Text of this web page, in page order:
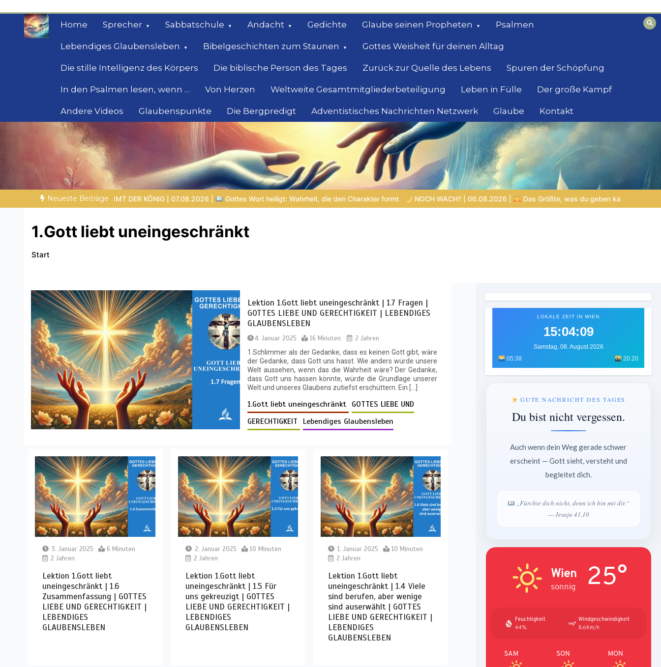
springen
Home Sprecher Sabbatschule Andacht Gedichte Glaube seinen Propheten Psalmen
Lebendiges Glaubensleben Bibelgeschichten zum Staunen Gottes Weisheit für deinen Alltag
Die stille Intelligenz des Körpers Die biblische Person des Tages Zurück zur Quelle des Lebens Spuren der Schöpfung
In den Psalmen lesen, wenn … Von Herzen Weltweite Gesamtmitgliederbeteiligung Leben in Fülle Der große Kampf
Andere Videos Glaubenspunkte Die Bergpredigt Adventistisches Nachrichten Netzwerk Glaube Kontakt
Geheimnisse der Bibel
Biblische Einsichten für Menschen auf der Suche
Neueste Beiträge
KOMMT DER KÖNIG | 07.08.2026 | Gottes Wort heiligt: Wahrheit, die den Charakter formt NOCH WACH? | 06.08.2026 | Das Größte, was du geben kannst VON BABYLON ZUM EWIGEN
1.Gott liebt uneingeschränkt
Start
Lektion 1.Gott liebt uneingeschränkt | 1.7 Fragen |
GOTTES LIEBE UND GERECHTIGKEIT | LEBENDIGES
GLAUBENSLEBEN
4. Januar 2025 16 Minuten
2 Jahren
1.Schlimmer als der Gedanke, dass es keinen Gott gibt, wäre
der Gedanke, dass Gott uns hasst. Wie anders würde unsere
Welt aussehen, wenn das die Wahrheit wäre? Der Gedanke,
dass Gott uns hassen könnte, würde die Grundlage unserer
Welt und unseres Glaubens zutiefst erschüttern. Ein […]
1.Gott liebt uneingeschränkt GOTTES LIEBE UND
GERECHTIGKEIT
Lebendiges Glaubensleben
3. Januar 2025
6 Minuten
2 Jahren
Lektion 1.Gott liebt
uneingeschränkt | 1.6
Zusammenfassung | GOTTES
LIEBE UND GERECHTIGKEIT |
LEBENDIGES
GLAUBENSLEBEN
2. Januar 2025
10 Minuten
2 Jahren
Lektion 1.Gott liebt
uneingeschränkt | 1.5 Für
uns gekreuzigt | GOTTES
LIEBE UND GERECHTIGKEIT |
LEBENDIGES
GLAUBENSLEBEN
1. Januar 2025
10 Minuten
2 Jahren
Lektion 1.Gott liebt
uneingeschränkt | 1.4 Viele
sind berufen, aber wenige
sind auserwählt | GOTTES
LIEBE UND GERECHTIGKEIT |
LEBENDIGES
GLAUBENSLEBEN
LOKALE ZEIT IN WIEN
15:04:10
Samstag, 08. August 2026
05:38
20:20
GUTE NACHRICHT DES TAGES
Du bist nicht vergessen.
Auch wenn dein Weg gerade schwer
erscheint — Gott sieht, versteht und
begleitet dich.
„Fürchte dich nicht, denn ich bin mit dir.“
— Jesaja 41,10
Wien
sonnig 25°
Feuchtigkeit
44%
Windgeschwindigkeit
8.6Km/h
SAM SON MON